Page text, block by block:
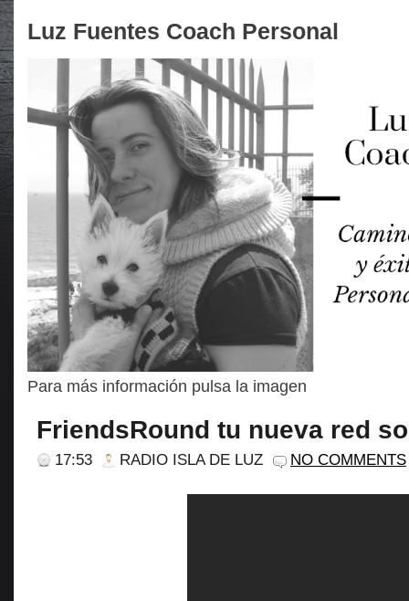
Luz Fuentes Coach Personal
Para más información pulsa la imagen
FriendsRound tu nueva red
17:53 RADIO ISLA DE LUZ NO COMMENTS